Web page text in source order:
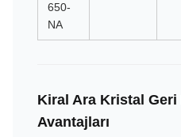
650-
NA
Kiral Ara Kristal Geri
Avantajları